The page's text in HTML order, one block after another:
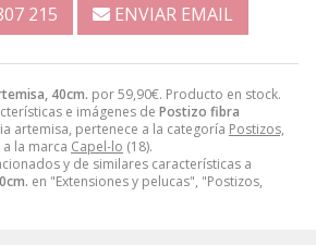
40cm. por59,90€. Producto en stock.
e imágenes de Postizo fibra
artemisa, pertenece a la categoría Postizos,
a la marca Capel-lo (18).
y de similares características a
en "Extensiones y pelucas", "Postizos,
215 ENVIAR EMAIL